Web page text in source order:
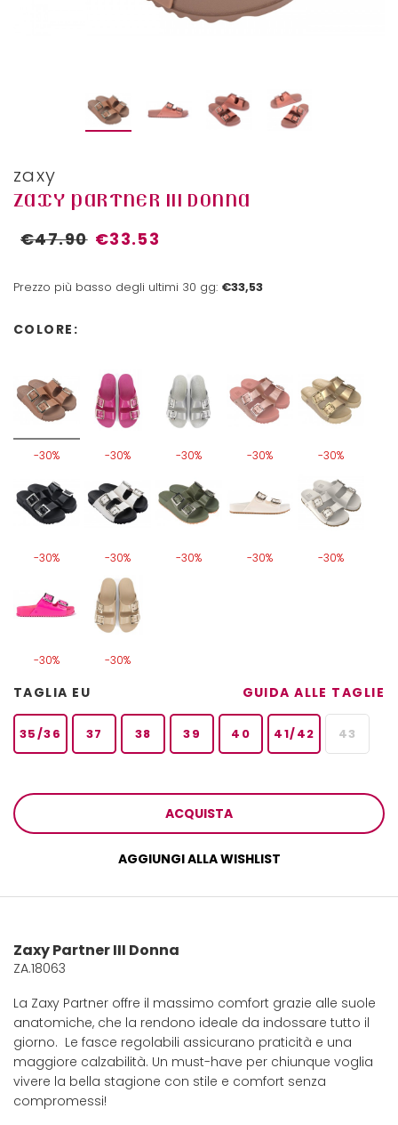
zaxy
ZAXY PARTNER III DONNA
€47.90 €33.53
Prezzo più basso degli ultimi 30 gg: €33,53
COLORE:
-30% -30% -30% -30% -30%
-30% -30% -30% -30% -30%
-30% -30%
TAGLIA EU GUIDA ALLE TAGLIE
35/36 37 38 39 40 41/42 43
ACQUISTA
AGGIUNGI ALLA WISHLIST
Zaxy Partner III Donna
ZA.18063
La Zaxy Partner offre il massimo comfort grazie alle suole
anatomiche, che la rendono ideale da indossare tutto il
giorno. Le fasce regolabili assicurano praticità e una
maggiore calzabilità. Un must-have per chiunque voglia
vivere la bella stagione con stile e comfort senza
compromessi!